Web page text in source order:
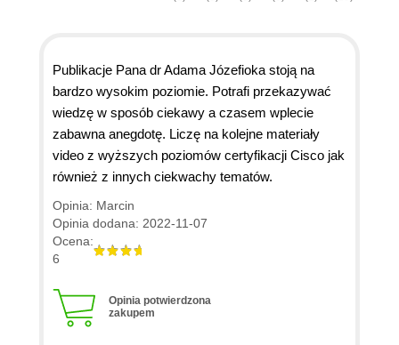
Publikacje Pana dr Adama Józefioka stoją na
bardzo wysokim poziomie. Potrafi przekazywać
wiedzę w sposób ciekawy a czasem wplecie
zabawna anegdotę. Liczę na kolejne materiały
video z wyższych poziomów certyfikacji Cisco jak
również z innych ciekwachy tematów.
Opinia: Marcin
Opinia dodana: 2022-11-07
Ocena:
6
Opinia potwierdzona
zakupem